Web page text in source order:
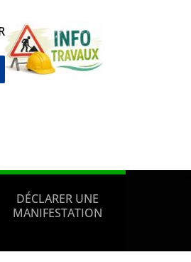
DÉCLARER UNE
MANIFESTATION